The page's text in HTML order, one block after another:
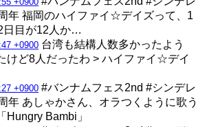
年 福岡のハイファイ☆デイズって、1
日目が12人か…
+0900 台湾も結構人数多かったよう
けど8人だったわ > ハイファイ☆デイ
+0900 #バンナムフェス2nd #シンデレ
年 あしゃかさん、オラつくように歌う
Hungry Bambi」